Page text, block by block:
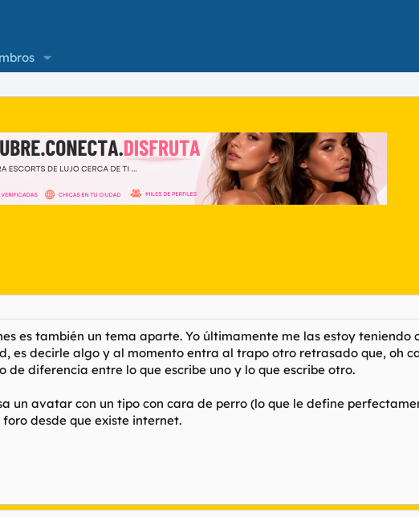
es también un tema aparte. Yo últimamente me las estoy
es decirle algo y al momento entra al trapo otro retrasado que, oh
de diferencia entre lo que escribe uno y lo que escribe otro.
un avatar con un tipo con cara de perro (lo que le define
foro desde que existe internet.